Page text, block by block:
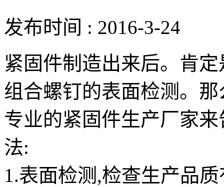
发布时间 : 2016-3-24
紧固件制造出来后。肯
组合螺钉的表面检测。
专业的紧固件生产厂家
法:
1.表面检测,检查生产品